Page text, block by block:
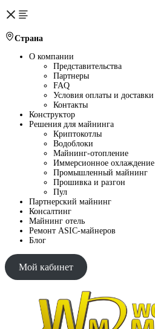
Страна
О компании
Представительства
Партнеры
FAQ
Условия оплаты и доставки
Контакты
Конструктор
Решения для майнинга
Криптокотлы
Водоблоки
Майнинг-отопление
Иммерсионное охлаждение
Промышленный майнинг
Прошивка и разгон
Пул
Партнерский майнинг
Консалтинг
Майнинг отель
Ремонт ASIC-майнеров
Блог
Мой кабинет